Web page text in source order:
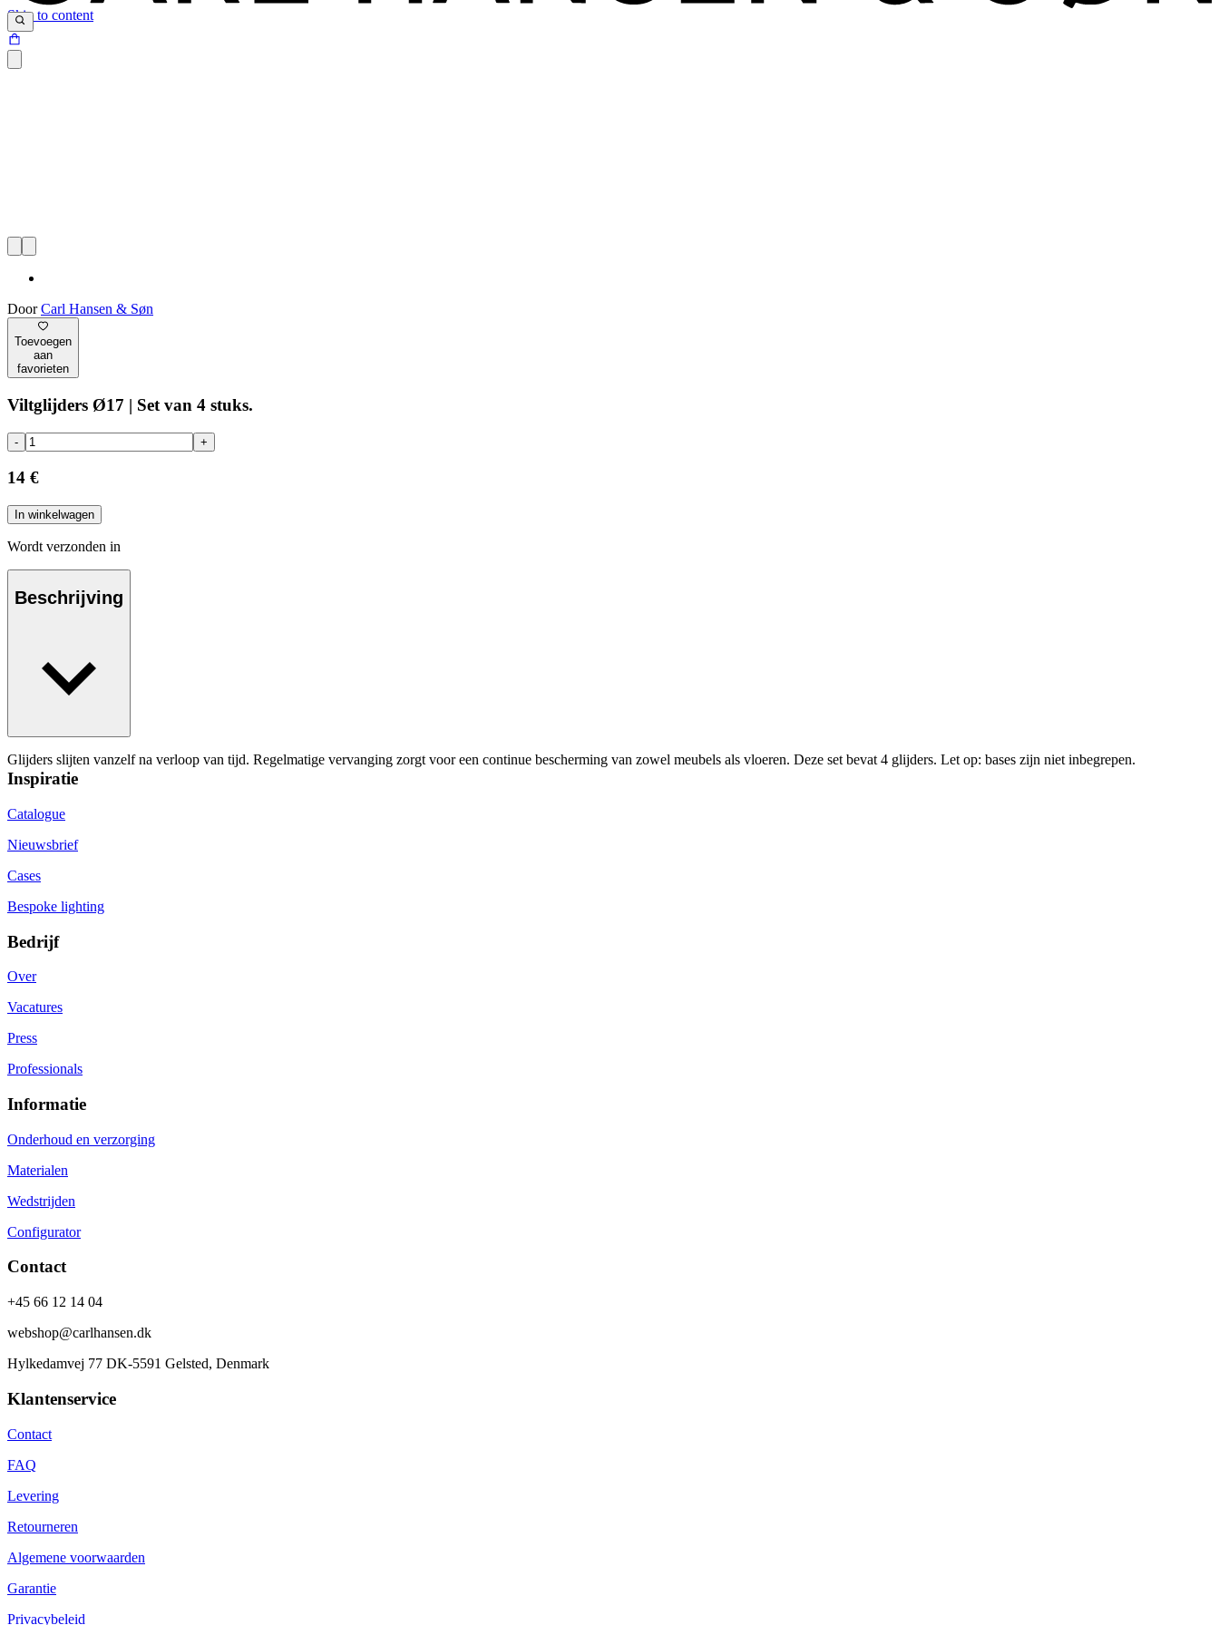
Skip to content
DoorCarl Hansen & Søn
Toevoegen
aan
favorieten
Viltglijders Ø17 | Set van 4 stuks.
- +
14 €
In winkelwagen
Wordt verzonden in
Beschrijving
Glijders slijten vanzelf na verloop van tijd. Regelmatige vervanging zorgt voor een continue bescherming van zowel meubels als vloeren. Deze set bevat 4 glijders. Let op: bases zijn niet inbegrepen.
Inspiratie
Catalogue
Nieuwsbrief
Cases
Bespoke lighting
Bedrijf
Over
Vacatures
Press
Professionals
Informatie
Onderhoud en verzorging
Materialen
Wedstrijden
Configurator
Contact
+45 66 12 14 04
webshop@carlhansen.dk
Hylkedamvej 77 DK-5591 Gelsted, Denmark
Klantenservice
Contact
FAQ
Levering
Retourneren
Algemene voorwaarden
Garantie
Privacybeleid